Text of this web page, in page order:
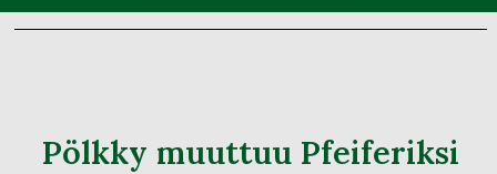
Pölkky muuttuu Pfeiferiksi